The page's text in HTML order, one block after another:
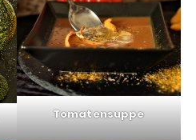
Tomatensuppe